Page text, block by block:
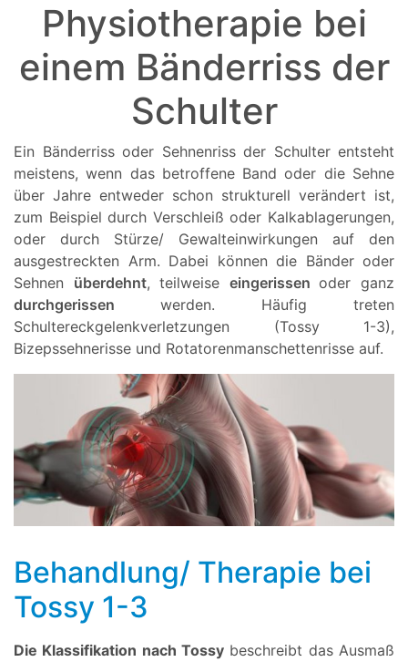
Physiotherapie bei
einem Bänderriss der
Schulter
Ein Bänderriss oder Sehnenriss der Schulter entsteht
meistens, wenn das betroffene Band oder die Sehne
über Jahre entweder schon strukturell verändert ist,
zum Beispiel durch Verschleiß oder Kalkablagerungen,
oder durch Stürze/ Gewalteinwirkungen auf den
ausgestreckten Arm. Dabei können die Bänder oder
Sehnen überdehnt, teilweise eingerissenoder ganz
durchgerissen werden. Häufig treten
Schultereckgelenkverletzungen (Tossy 1-3),
Bizepssehnerisse und Rotatorenmanschettenrisse auf.
Behandlung/ Therapie bei
Tossy 1-3
Die Klassifikation nach Tossy beschreibt das Ausmaß